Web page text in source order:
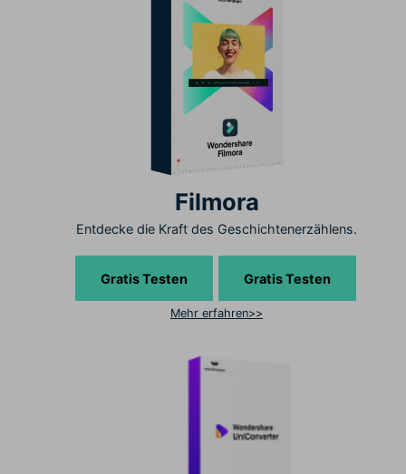
Filmora
Entdecke die Kraft des Geschichtenerzählens.
Gratis Testen Gratis Testen
Mehr erfahren>>